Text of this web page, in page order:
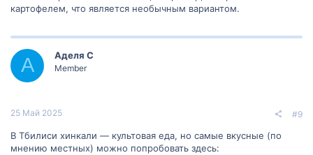
картофелем, что является необычным вариантом.
А Аделя С
Member
25 Май 2025 #9
В Тбилиси хинкали — культовая еда, но самые вкусные (по
мнению местных) можно попробовать здесь: